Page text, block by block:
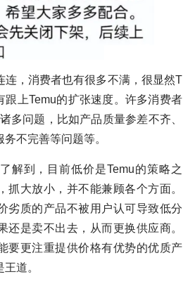
连，消费者也有很多不满，很显然T
跟上Temu的扩张速度。许多消费者
多问题，比如产品质量参差不齐、
不完善等问题等。
解到，目前低价是Temu的策略之
抓大放小，并不能兼顾各个方面。
劣质的产品不被用户认可导致低分
还是卖不出去，从而更换供应商。
要更注重提供价格有优势的优质产
道。